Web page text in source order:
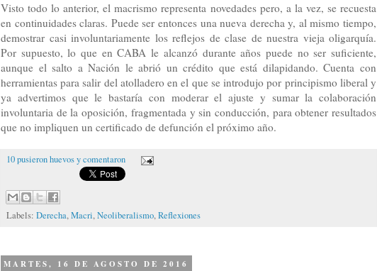
Visto todo lo anterior, el macrismo representa novedades pero, a la vez, se recuesta
en continuidades claras. Puede ser entonces una nueva derecha y, al mismo tiempo,
demostrar casi involuntariamente los reflejos de clase de nuestra vieja oligarquía.
Por supuesto, lo que en CABA le alcanzó durante años puede no ser suficiente,
aunque el salto a Nación le abrió un crédito que está dilapidando. Cuenta con
herramientas para salir del atolladero en el que se introdujo por principismo liberal y
ya advertimos que le bastaría con moderar el ajuste y sumar la colaboración
involuntaria de la oposición, fragmentada y sin conducción, para obtener resultados
que no impliquen un certificado de defunción el próximo año.
10 pusieron huevos y comentaron
Labels: Derecha,Macri,Neoliberalismo,Reflexiones
MARTES, 16 DE AGOSTO DE 2016